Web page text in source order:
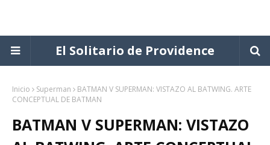
El Solitario de Providence
Inicio Superman
BATMAN V SUPERMAN: VISTAZO AL BATWING. ARTE
CONCEPTUAL DE BATMAN
BATMAN V SUPERMAN: VISTAZO